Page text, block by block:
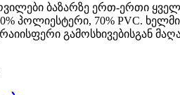
ბაზარზე ერთ-ერთი
პოლიესტერი, 70% PVC.
გამოსხივებისგან